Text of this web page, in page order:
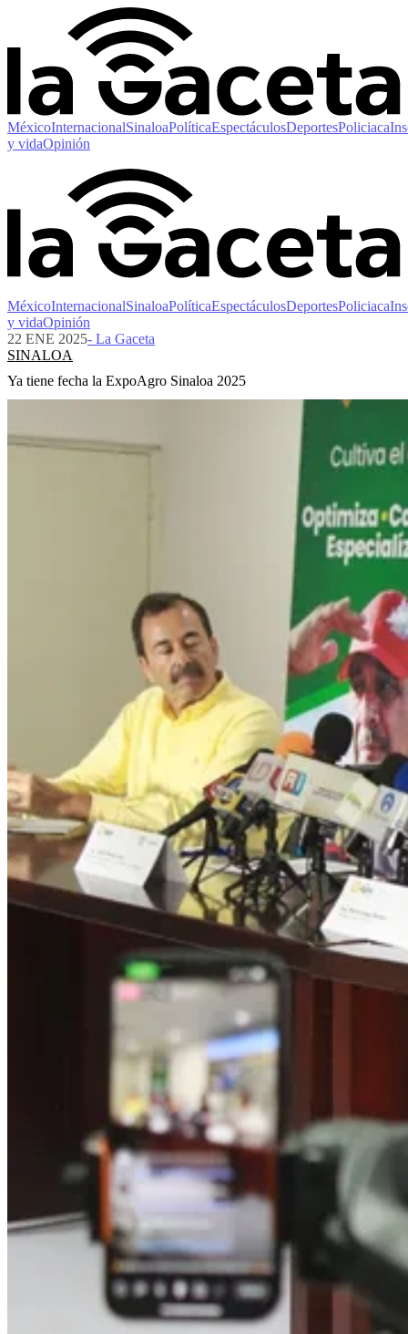
MéxicoInternacionalSinaloaPolíticaEspectáculosDeportesPoliciaca
y vidaOpinión
MéxicoInternacionalSinaloaPolíticaEspectáculosDeportesPoliciaca
y vidaOpinión
22 ENE 2025- La Gaceta
SINALOA
Ya tiene fecha la ExpoAgro Sinaloa 2025